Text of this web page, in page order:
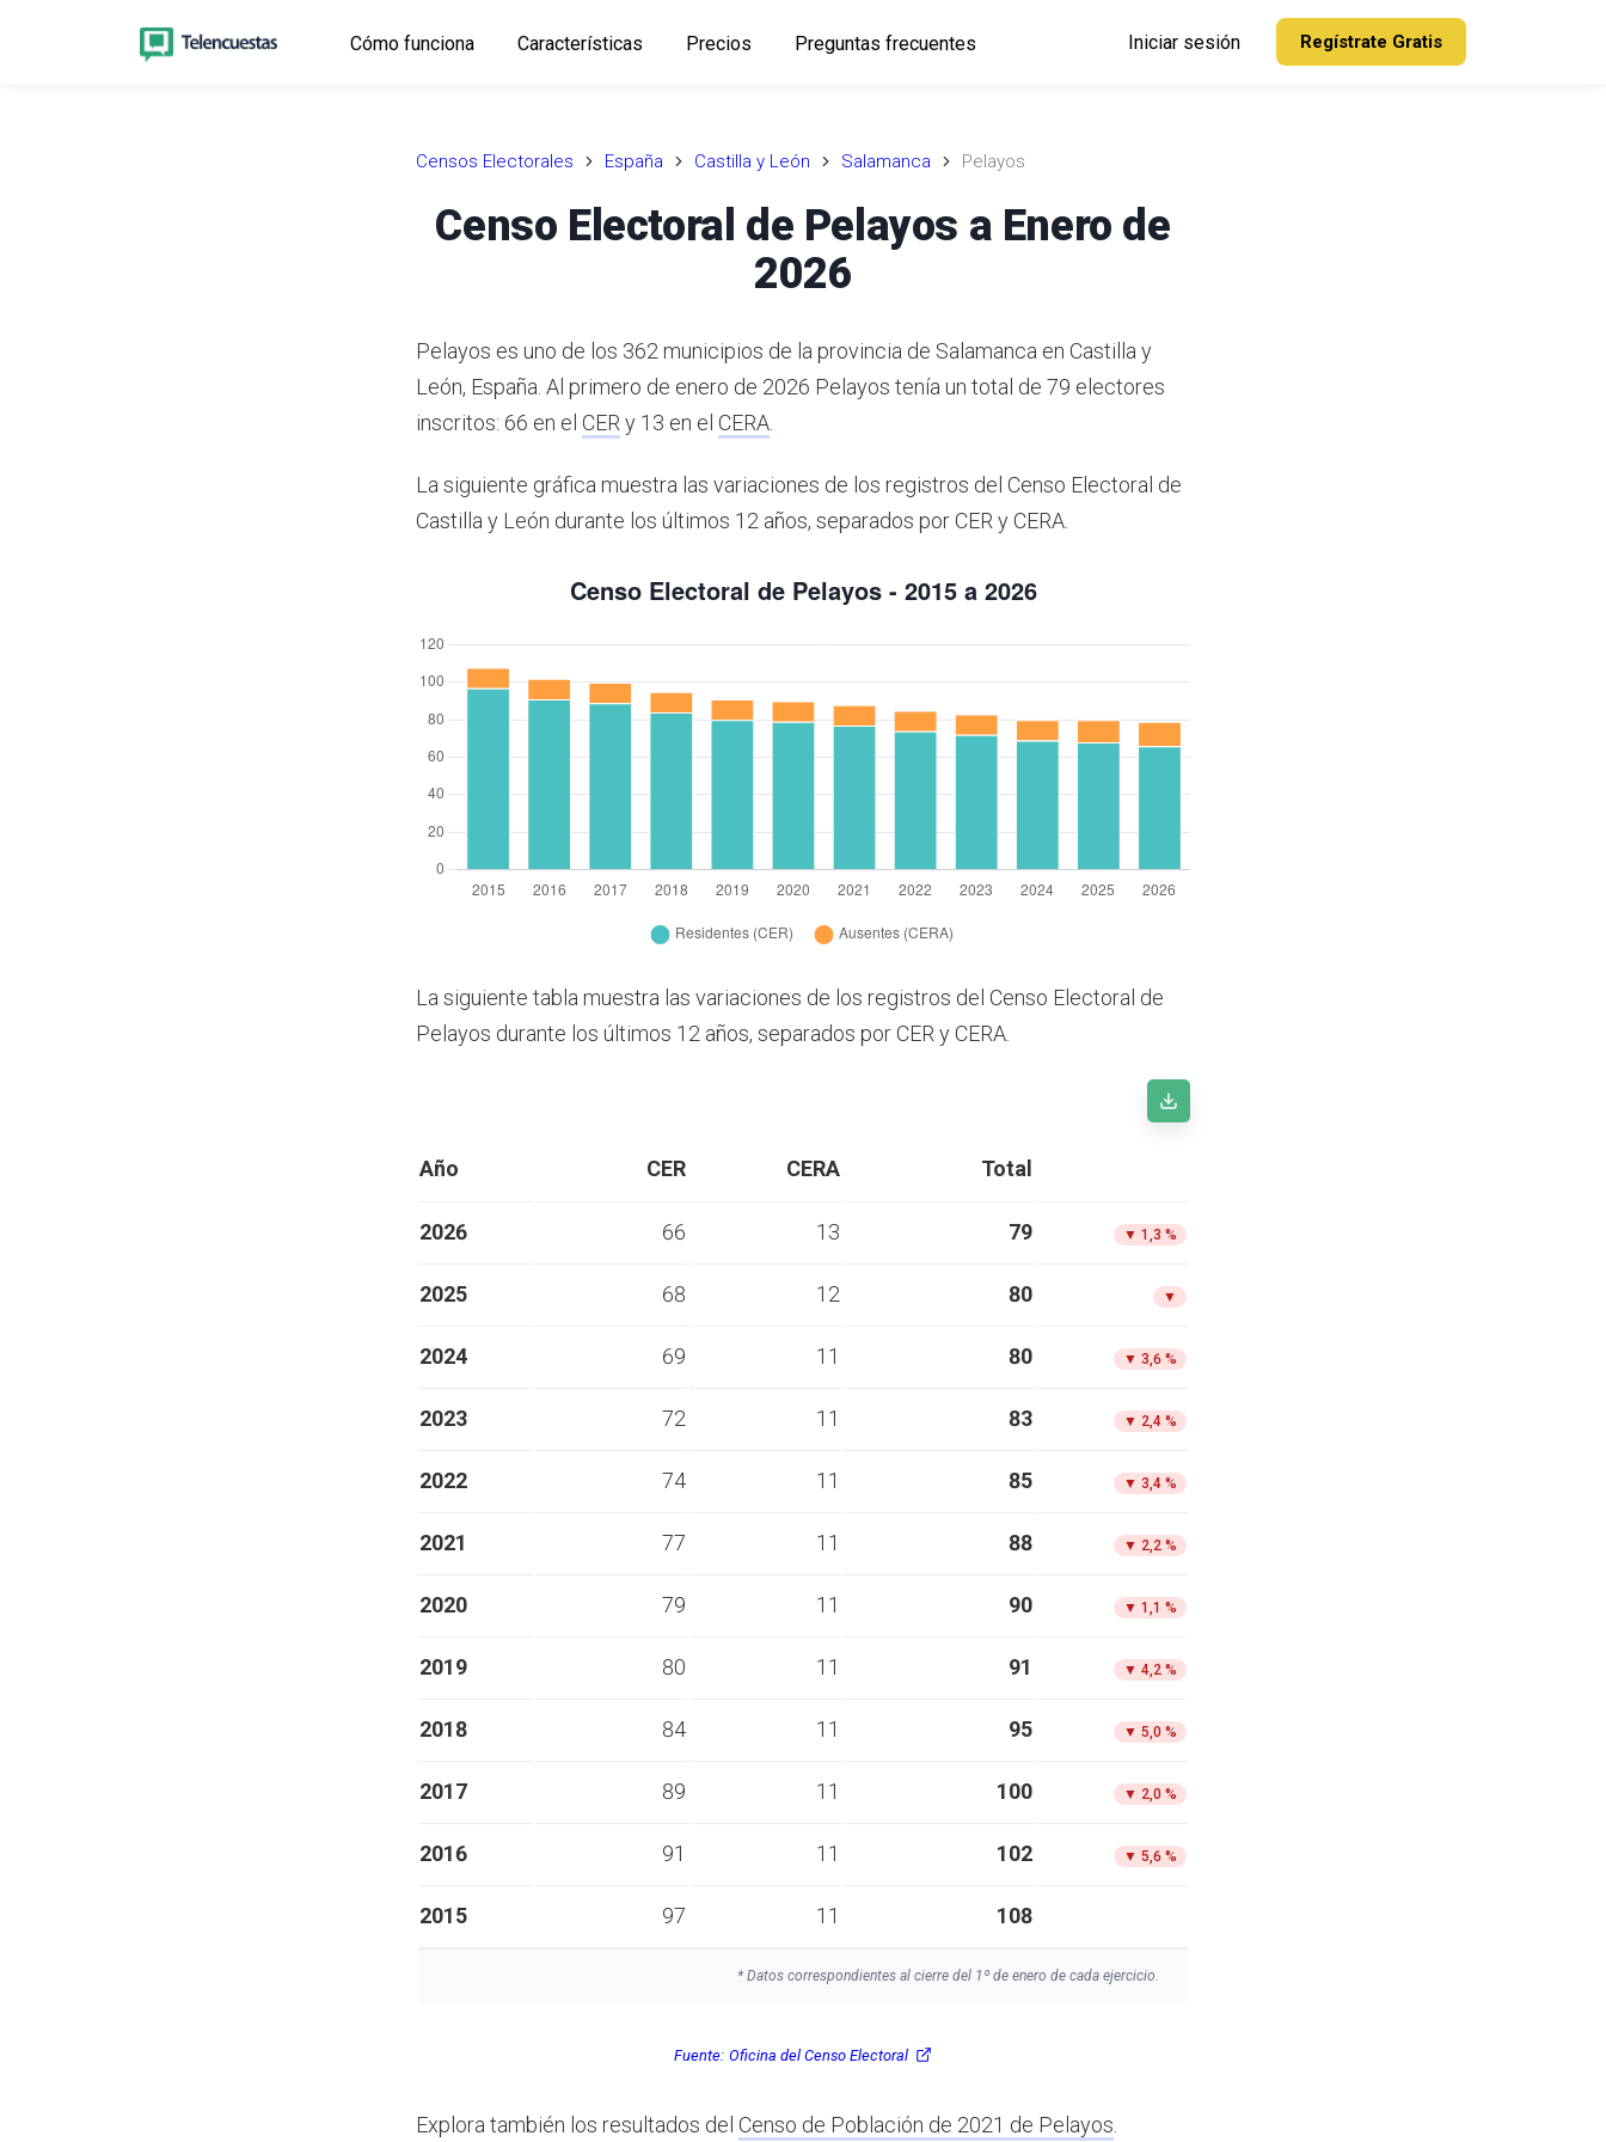
Cómo funciona Características Precios Preguntas frecuentes Iniciar sesión Regístrate Gratis
Censos Electorales España Castilla y León Salamanca Pelayos
Censo Electoral de Pelayos a Enero de
2026
Pelayos es uno de los 362 municipios de la provincia de Salamanca en Castilla y
León, España. Al primero de enero de 2026 Pelayos tenía un total de 79 electores
inscritos: 66 en el CER y 13 en el CERA
La siguiente gráfica muestra las variaciones de los registros del Censo Electoral de
Castilla y León durante los últimos 12 años, separados por CER y CERA.
La siguiente tabla muestra las variaciones de los registros del Censo Electoral de
Pelayos durante los últimos 12 años, separados por CER y CERA.
Año CER CERA Total
2026 66 13 79 ▼ 1,3 %
2025 68 12 80 ▼
2024 69 11 80 ▼ 3,6 %
2023 72 11 83 ▼ 2,4 %
2022 74 11 85 ▼ 3,4 %
2021 77 11 88 ▼ 2,2 %
2020 79 11 90 ▼ 1,1 %
2019 80 11 91 ▼ 4,2 %
2018 84 11 95 ▼ 5,0 %
2017 89 11 100 ▼ 2,0 %
2016 91 11 102 ▼ 5,6 %
2015 97 11 108
* Datos correspondientes al cierre del 1º de enero de cada ejercicio.
Fuente: Oficina del Censo Electoral
Explora también los resultados del Censo de Población de 2021 de Pelayos